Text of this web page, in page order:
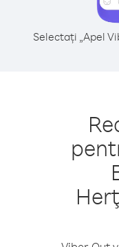
Selectați „Apel